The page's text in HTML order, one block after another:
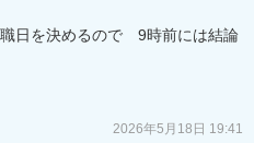
日を決めるので　9時前には結論
2026年5月18日 19:41